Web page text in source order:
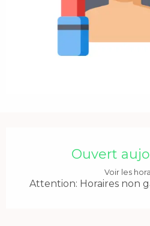
Ouvert
Voir les
Attention: Horaires non